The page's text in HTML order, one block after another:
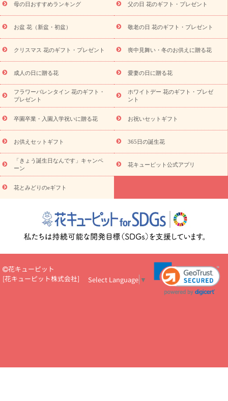
供え・お悔やみ商品一覧
お供え・お悔やみの花
四十九日法要以
降に贈る花
通夜・葬儀に贈る花
お供え お花とセットギフト
お供え プリザーブドフラワー
ペットのお供えフラワー
お盆（新
盆・初盆）
その他 お祝い返し お見舞い
お取り寄せギフト
ビジネス用
ご自宅用 観葉植物 ミディ胡蝶蘭
プリザーブ
ドフラワー
スタイルから探す アレンジメント 花束
スタ
ンド花
お祝い お供え・お悔やみ 胡蝶蘭 胡蝶蘭・花鉢
ディ胡蝶蘭・お祝い
ミディ胡蝶蘭・お供え
世界初の青色胡蝶蘭
観葉植物
観葉植物 産直多肉植物
プリザーブドフラワー
お祝い
お供え・お悔やみ 花とセットギフト
セミオーダー
プチギフト（hanamore -ハナモア-）
花とみどりのeギフト
キューピットのeGfit
カラー ピンク イエローオレンジ
レッ
ド
お花の種類 トルコキキョウ
お祝い お祝い・3000円～ お祝い・4000円～
お祝い・
5000円～
お祝い・7000円～ お祝い・ 10000円～
お供え・お
悔やみ
円～
お供え・お悔やみ・
読み物
いのマナー
定年退職祝いのマナー
お祝いを贈るときのマナー・
花キューピットのお祝いコラム一覧
誕生日のお花を「色
彩心理学」で選ぶ方法
結婚祝いの予算相場
出産祝いお役立ち情
ール
新築引っ越し祝いコラム お祝い花のマナー総まとめ
職
場上司や先輩へ贈るお祝い花の正解は？
開店祝いの花 選び方ガイ
あり)
花キューピット×専門家
CO2排出量削減 / SDGsを考える
母の日おすすめランキング 父の日 花のギフト・プレゼント
お盆 花（新盆・初盆） 敬老の日 花のギフト・プレゼント
クリスマス 花のギフト・プレゼント 喪中見舞い・冬のお供えに贈る花
成人の日に贈る花 愛妻の日に贈る花
フラワーバレンタイン 花のギフト・
プレゼント
ホワイトデー 花のギフト・プレゼ
ント
卒園卒業・入園入学祝いに贈る花 お祝いセットギフト
お供えセットギフト 365日の誕生花
「きょう誕生日なんです」キャンペ
ーン
花キューピット公式アプリ
花とみどりのeギフト
花キューピット
[花キューピット株式会社] Select Language ▼